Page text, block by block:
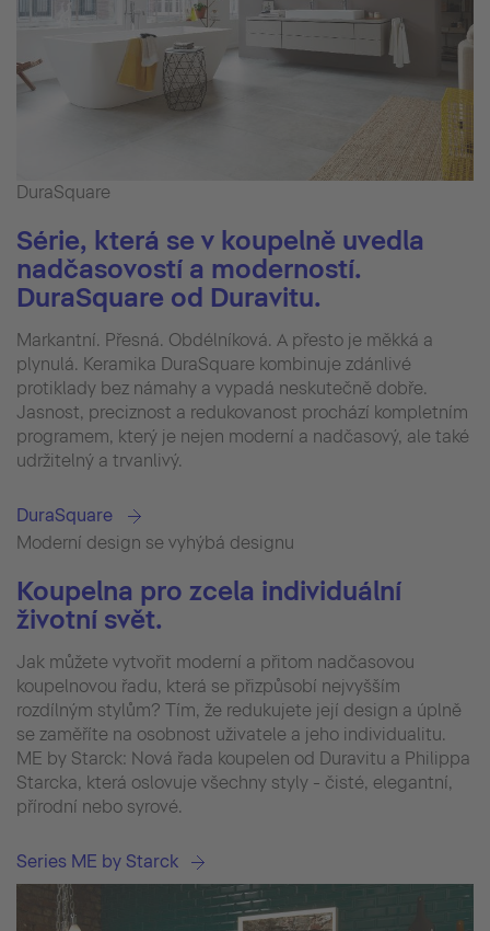
DuraSquare
Série, která se v koupelně uvedla
nadčasovostí a moderností.
DuraSquare od Duravitu.
Markantní. Přesná. Obdélníková. A přesto je měkká a
plynulá. Keramika DuraSquare kombinuje zdánlivé
protiklady bez námahy a vypadá neskutečně dobře.
Jasnost, preciznost a redukovanost prochází kompletním
programem, který je nejen moderní a nadčasový, ale také
udržitelný a trvanlivý.
DuraSquare
Moderní design se vyhýbá designu
Koupelna pro zcela individuální
životní svět.
Jak můžete vytvořit moderní a přitom nadčasovou
koupelnovou řadu, která se přizpůsobí nejvyšším
rozdílným stylům? Tím, že redukujete její design a úplně
se zaměříte na osobnost uživatele a jeho individualitu.
ME by Starck: Nová řada koupelen od Duravitu a Philippa
Starcka, která oslovuje všechny styly - čisté, elegantní,
přírodní nebo syrové.
Series ME by Starck